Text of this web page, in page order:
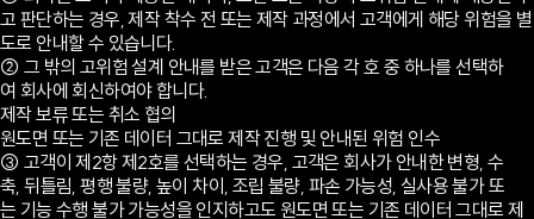
고 판단하는 경우, 제작 착수 전 또는 제작 과정에서 고객에게 해당 위험을 별
도로 안내할 수 있습니다.
② 그 밖의 고위험 설계 안내를 받은 고객은 다음 각 호 중 하나를 선택하
여 회사에 회신하여야 합니다.
제작 보류 또는 취소 협의
원도면 또는 기존 데이터 그대로 제작 진행 및 안내된 위험 인수
③ 고객이 제2항 제2호를 선택하는 경우, 고객은 회사가 안내한 변형, 수
축, 뒤틀림, 평행 불량, 높이 차이, 조립 불량, 파손 가능성, 실사용 불가 또
는 기능 수행 불가 가능성을 인지하고도 원도면 또는 기존 데이터 그대로 제